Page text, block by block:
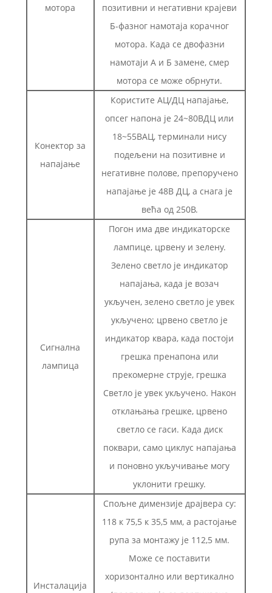
мотора
позитивни и негативни крајеви
Б-фазног намотаја корачног
мотора. Када се двофазни
намотаји А и Б замене, смер
мотора се може обрнути.
Конектор за
напајање
Користите АЦ/ДЦ напајање,
опсег напона је 24~80ВДЦ или
18~55ВАЦ, терминали нису
подељени на позитивне и
негативне полове, препоручено
напајање је 48В ДЦ, а снага је
већа од 250В.
Сигнална
лампица
Погон има две индикаторске
лампице, црвену и зелену.
Зелено светло је индикатор
напајања, када је возач
укључен, зелено светло је увек
укључено; црвено светло је
индикатор квара, када постоји
грешка пренапона или
прекомерне струје, грешка
Светло је увек укључено. Након
отклањања грешке, црвено
светло се гаси. Када диск
поквари, само циклус напајања
и поновно укључивање могу
уклонити грешку.
Инсталација
Спољне димензије драјвера су:
118 к 75,5 к 35,5 мм, а растојање
рупа за монтажу је 112,5 мм.
Може се поставити
хоризонтално или вертикално